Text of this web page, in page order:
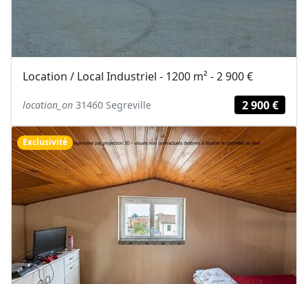
Location / Local Industriel - 1200 m² - 2 900 €
location_on 31460 Segreville 2 900 €
Exclusivité